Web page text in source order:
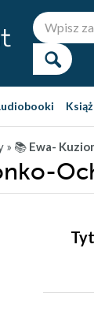
» 📚 Ewa-